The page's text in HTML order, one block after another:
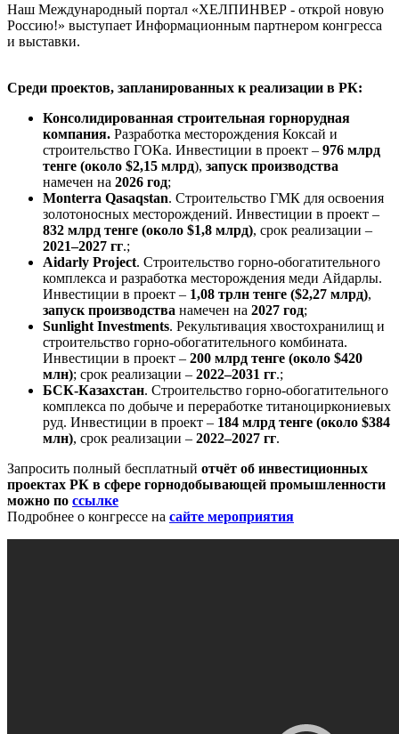
Наш Международный портал «ХЕЛПИНВЕР - открой новую
Россию!» выступает Информационным партнером конгресса
и выставки.
Среди проектов, запланированных к реализации в РК:
Консолидированная строительная горнорудная
компания. Разработка месторождения Коксай и
строительство ГОКа. Инвестиции в проект – 976 млрд
тенге (около $2,15 млрд), запуск производства
намечен на 2026 год;
Monterra Qasaqstan. Строительство ГМК для освоения
золотоносных месторождений. Инвестиции в проект –
832 млрд тенге (около $1,8 млрд), срок реализации –
2021–2027 гг.;
Aidarly Project. Строительство горно-обогатительного
комплекса и разработка месторождения меди Айдарлы.
Инвестиции в проект – 1,08 трлн тенге ($2,27 млрд),
запуск производства намечен на 2027 год;
Sunlight Investments. Рекультивация хвостохранилищ и
строительство горно-обогатительного комбината.
Инвестиции в проект – 200 млрд тенге (около $420
млн); срок реализации – 2022–2031 гг.;
БСК-Казахстан. Строительство горно-обогатительного
комплекса по добыче и переработке титаноциркониевых
руд. Инвестиции в проект – 184 млрд тенге (около $384
млн), срок реализации – 2022–2027 гг.
Запросить полный бесплатный отчёт об инвестиционных
проектах РК в сфере горнодобывающей промышленности
можно по ссылке
Подробнее о конгрессе на сайте мероприятия